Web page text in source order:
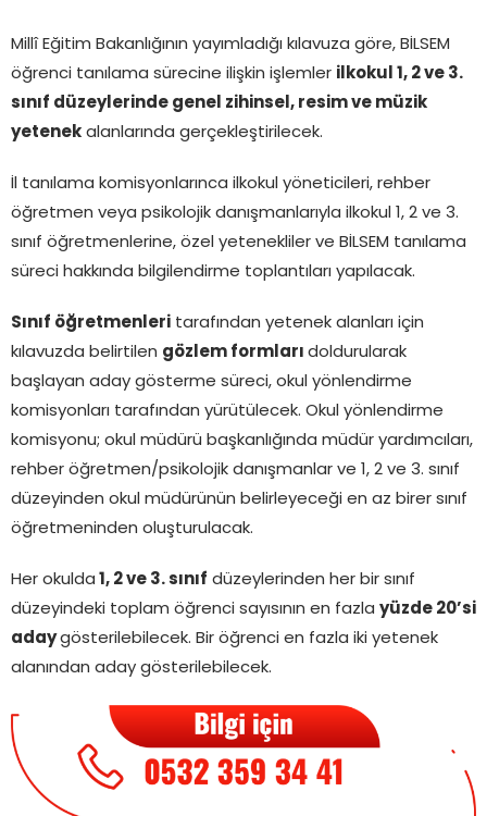
Millî Eğitim Bakanlığının yayımladığı kılavuza göre, BİLSEM
öğrenci tanılama sürecine ilişkin işlemler ilkokul 1, 2 ve 3.
sınıf düzeylerinde genel zihinsel, resim ve müzik
yetenek alanlarında gerçekleştirilecek.
İl tanılama komisyonlarınca ilkokul yöneticileri, rehber
öğretmen veya psikolojik danışmanlarıyla ilkokul 1, 2 ve 3.
sınıf öğretmenlerine, özel yetenekliler ve BİLSEM tanılama
süreci hakkında bilgilendirme toplantıları yapılacak.
Sınıf öğretmenleri tarafından yetenek alanları için
kılavuzda belirtilen gözlem formları doldurularak
başlayan aday gösterme süreci, okul yönlendirme
komisyonları tarafından yürütülecek. Okul yönlendirme
komisyonu; okul müdürü başkanlığında müdür yardımcıları,
rehber öğretmen/psikolojik danışmanlar ve 1, 2 ve 3. sınıf
düzeyinden okul müdürünün belirleyeceği en az birer sınıf
öğretmeninden oluşturulacak.
Her okulda 1, 2 ve 3. sınıf düzeylerinden her bir sınıf
düzeyindeki toplam öğrenci sayısının en fazla yüzde 20’si
adaygösterilebilecek. Bir öğrenci en fazla iki yetenek
alanından aday gösterilebilecek.